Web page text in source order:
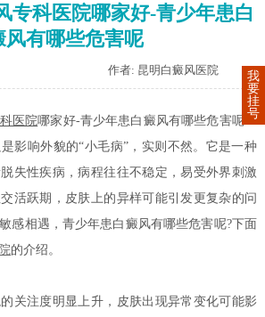
专科医院哪家好-青少年患白
风有哪些危害呢
作者: 昆明白癜风医院
医院哪家好-青少年患白癜风有哪些危害呢？
影响外貌的“小毛病”，实则不然。它是一种
失性疾病，病程往往不稳定，易受外界刺激
活跃期，皮肤上的异样可能引发更复杂的问
感相遇，青少年患白癜风有哪些危害呢?下面
的介绍。
注度明显上升，皮肤出现异常变化可能影
我
要
挂
号